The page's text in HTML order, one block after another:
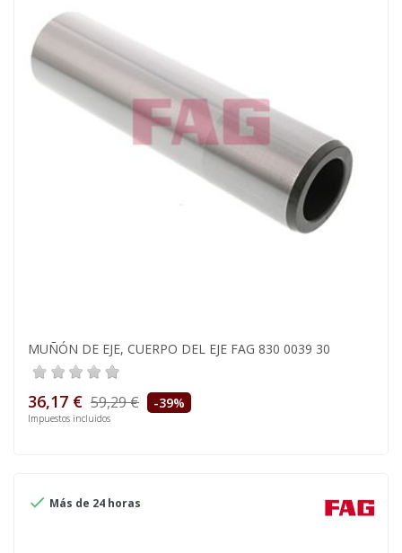
MUÑÓN DE EJE, CUERPO DEL EJE FAG 830 0039 30
36,17 € 59,29 € -39%
Impuestos incluidos
 Más de 24 horas